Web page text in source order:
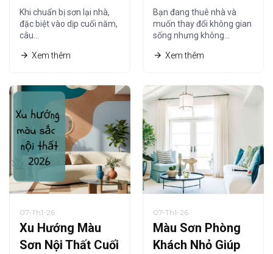
Thời Gian Khô
Sơn Nội Thất Chi
Tiết Nhất
Khi chuẩn bị sơn lại nhà,
đặc biệt vào dịp cuối năm,
câu…
Xem thêm
Tiết Kiệm Cho
Người Thuê Nhà
Bạn đang thuê nhà và
muốn thay đổi không gian
sống nhưng không…
Xem thêm
07-Th1-26
Xu Hướng Màu
Sơn Nội Thất Cuối
07-Th1-26
Màu Sơn Phòng
Khách Nhỏ Giúp